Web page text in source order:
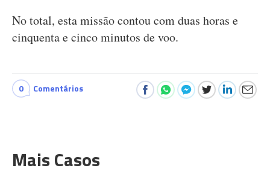
No total, esta missão contou com duas horas e
cinquenta e cinco minutos de voo.
0 Comentários
Mais Casos